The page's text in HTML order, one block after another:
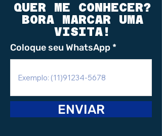
QUER ME CONHECER?
BORA MARCAR UMA
VISITA!
Coloque seu WhatsApp
ENVIAR